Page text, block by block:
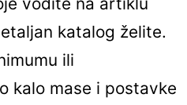
katalog želite.
ili
kalo mase i postavke